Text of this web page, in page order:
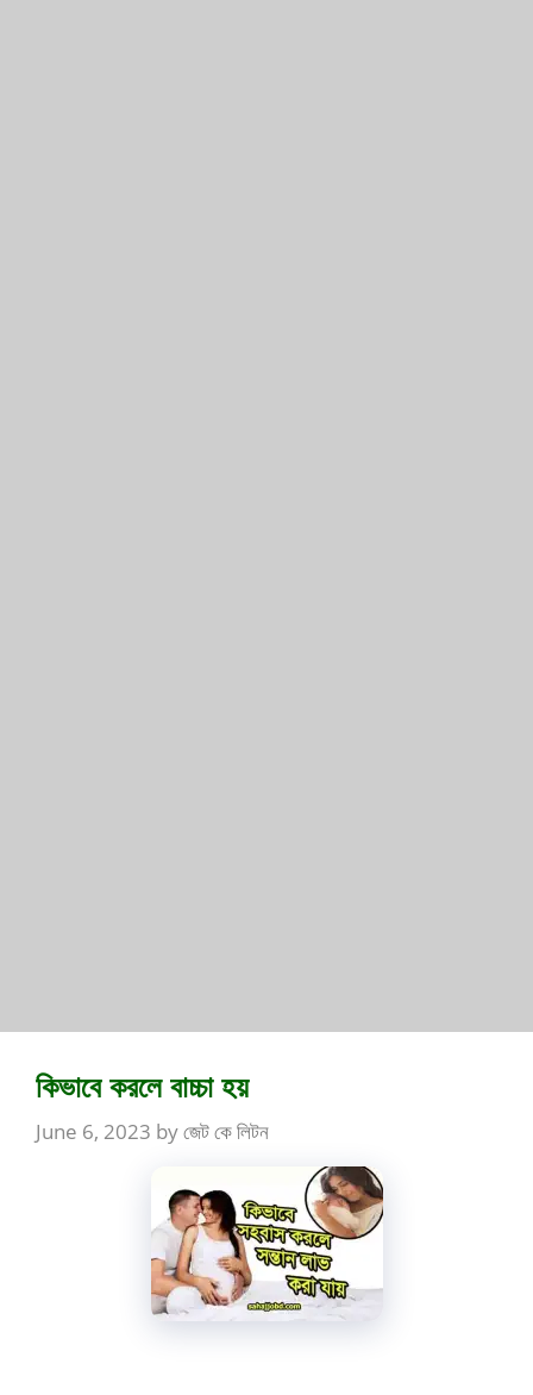
কিভাবে করলে বাচ্চা হয়
June 6, 2023 byজেট কে লিটন